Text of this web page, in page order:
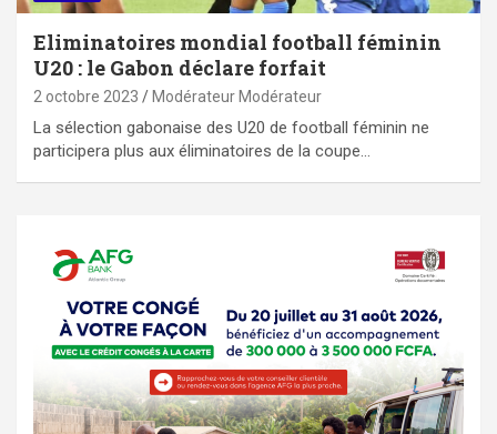
Eliminatoires mondial football féminin
U20 : le Gabon déclare forfait
2 octobre 2023 Modérateur Modérateur
La sélection gabonaise des U20 de football féminin ne
participera plus aux éliminatoires de la coupe…